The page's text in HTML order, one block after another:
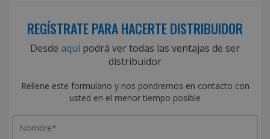
REGÍSTRATE PARA HACERTE DISTRIBUIDOR
Desde aquípodrá ver todas las ventajas de ser
distribuidor
Rellene este formulario y nos pondremos en contacto con
usted en el menor tiempo posible